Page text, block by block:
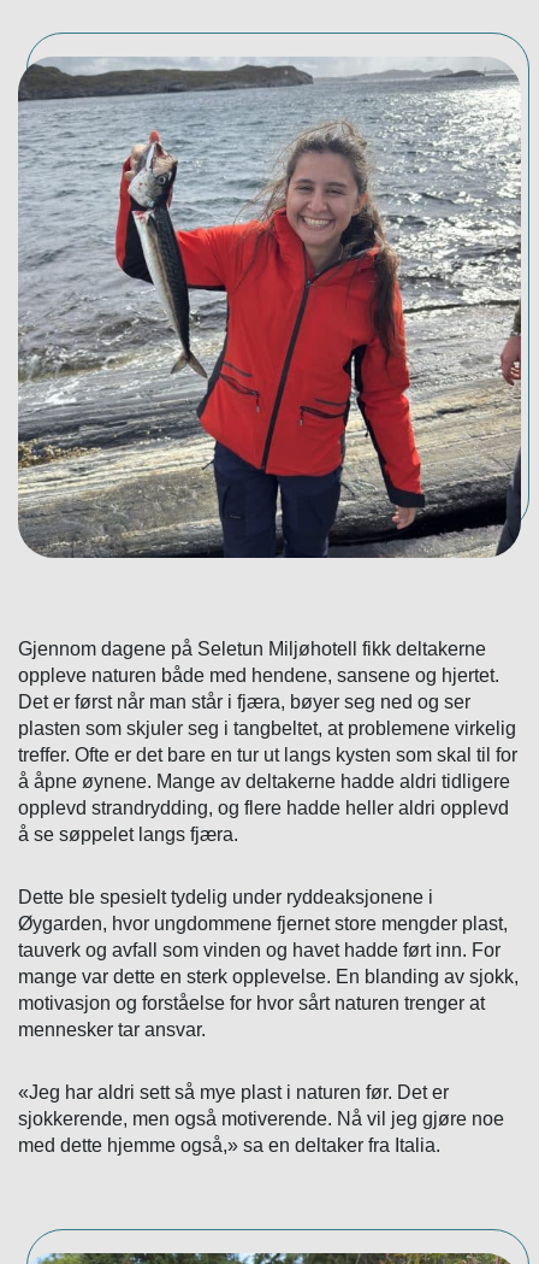
Gjennom dagene på Seletun Miljøhotell fikk deltakerne
oppleve naturen både med hendene, sansene og hjertet.
Det er først når man står i fjæra, bøyer seg ned og ser
plasten som skjuler seg i tangbeltet, at problemene virkelig
treffer. Ofte er det bare en tur ut langs kysten som skal til for
å åpne øynene. Mange av deltakerne hadde aldri tidligere
opplevd strandrydding, og flere hadde heller aldri opplevd
å se søppelet langs fjæra.
Dette ble spesielt tydelig under ryddeaksjonene i
Øygarden, hvor ungdommene fjernet store mengder plast,
tauverk og avfall som vinden og havet hadde ført inn. For
mange var dette en sterk opplevelse. En blanding av sjokk,
motivasjon og forståelse for hvor sårt naturen trenger at
mennesker tar ansvar.
«Jeg har aldri sett så mye plast i naturen før. Det er
sjokkerende, men også motiverende. Nå vil jeg gjøre noe
med dette hjemme også,» sa en deltaker fra Italia.